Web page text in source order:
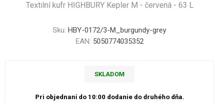
Textilní kufr HIGHBURY Kepler M - červená - 63 L
Sku: HBY-0172/3-M_burgundy-grey
EAN: 5050774035352
SKLADOM
Pri objednaní do 10:00 dodanie do druhého dňa.